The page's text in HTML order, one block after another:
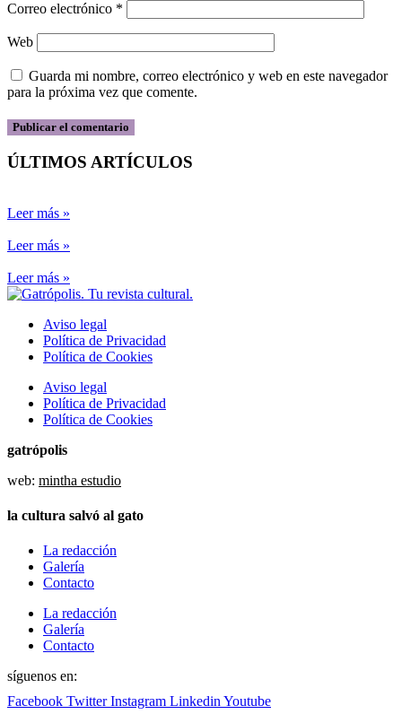
Correo electrónico *
Web
Guarda mi nombre, correo electrónico y web en este navegador
para la próxima vez que comente.
ÚLTIMOS ARTÍCULOS
Leer más »
Leer más »
Leer más »
Aviso legal
Política de Privacidad
Política de Cookies
Aviso legal
Política de Privacidad
Política de Cookies
gatrópolis
web: mintha estudio
la cultura salvó al gato
La redacción
Galería
Contacto
La redacción
Galería
Contacto
síguenos en:
Facebook Twitter Instagram Linkedin Youtube